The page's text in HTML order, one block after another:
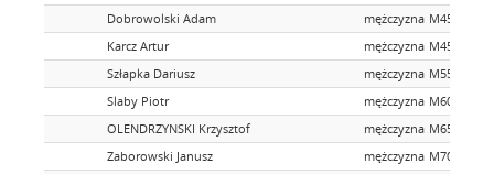
Dobrowolski Adam
mężczyzna M45
Karcz Artur
mężczyzna M45
Szłapka Dariusz
mężczyzna M55
Slaby Piotr
mężczyzna M60
OLENDRZYNSKI Krzysztof
mężczyzna M65
Zaborowski Janusz
mężczyzna M70